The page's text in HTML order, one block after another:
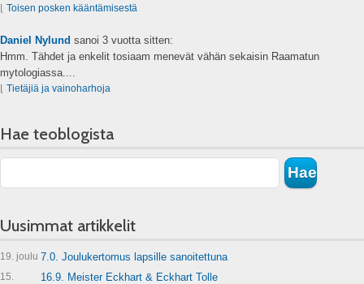
Toisen posken kääntämisestä
Daniel Nylund sanoi 3 vuotta sitten:
Hmm. Tähdet ja enkelit tosiaam menevät vähän sekaisin Raamatun
mytologiassa....
Tietäjiä ja vainoharhoja
Hae teoblogista
Uusimmat artikkelit
19. joulu 7.0. Joulukertomus lapsille sanoitettuna
15.
16.9. Meister Eckhart & Eckhart Tolle